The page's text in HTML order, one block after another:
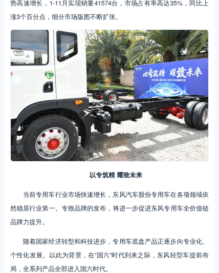
势高速增长，1-11月实现销量41574台，市场占有率高达35%，同比上
涨3个百分点，细分市场版图不断扩张。
以专筑精 耀致未来
当前专用车行业市场快速增长，东风汽车股份专用车在各项领域依
然稳居行业第一。专致品牌的发布，将进一步促进东风专用车全价值链
品牌力提升。
随着国家经济转型和科技进步，专用车底盘产品正逐步向专业化、
个性化发展。以此为背景，在“国六”时代到来之际，东风轻型车提前布
局，全系列产品全部进入国六时代。